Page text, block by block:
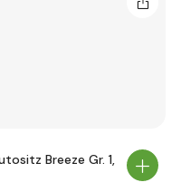
Breeze Gr. 1,